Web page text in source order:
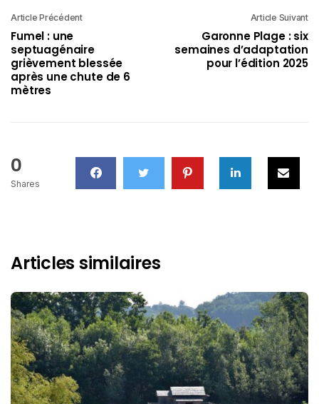
Article Précédent
Fumel : une
septuagénaire
grièvement blessée
après une chute de 6
mètres
Article Suivant
Garonne Plage : six
semaines d’adaptation
pour l’édition 2025
0
Shares
Articles similaires